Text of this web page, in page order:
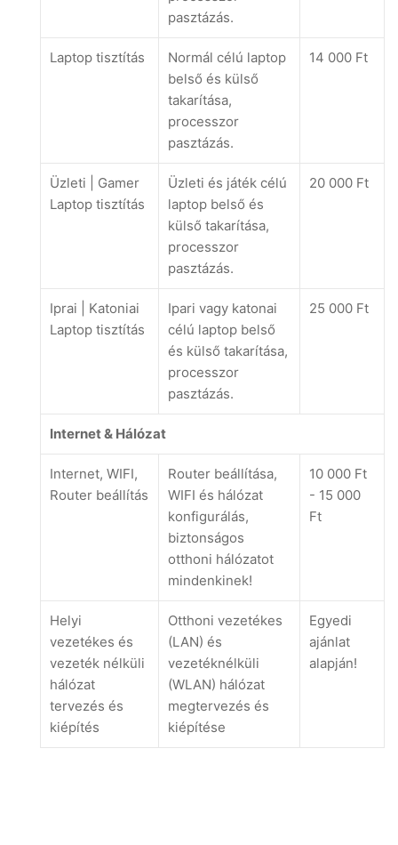
pasztázás.
Laptop tisztítás
Normál célú laptop
belső és külső
takarítása,
processzor
pasztázás.
14 000 Ft
Üzleti | Gamer
Laptop tisztítás
Üzleti és játék célú
laptop belső és
külső takarítása,
processzor
pasztázás.
20 000 Ft
Iprai | Katoniai
Laptop tisztítás
Ipari vagy katonai
célú laptop belső
és külső takarítása,
processzor
pasztázás.
25 000 Ft
Internet & Hálózat
Internet, WIFI,
Router beállítás
Router beállítása,
WIFI és hálózat
konfigurálás,
biztonságos
otthoni hálózatot
mindenkinek!
10 000 Ft
- 15 000
Ft
Helyi
vezetékes és
vezeték nélküli
hálózat
tervezés és
kiépítés
Otthoni vezetékes
(LAN) és
vezetéknélküli
(WLAN) hálózat
megtervezés és
kiépítése
Egyedi
ajánlat
alapján!